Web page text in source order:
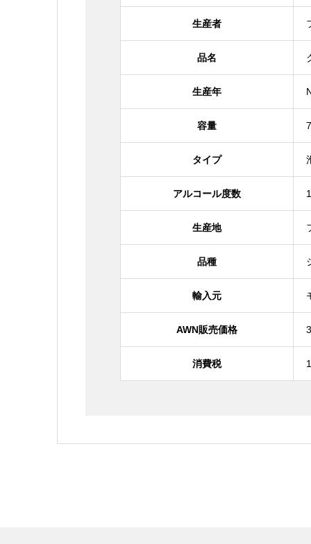
生産者
品名
生産年
容量
タイプ
アルコール度数
生産地
品種
輸入元
AWN販売価格
消費税